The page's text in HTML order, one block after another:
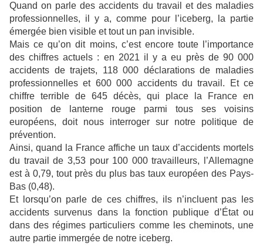
Quand on parle des accidents du travail et des maladies
professionnelles, il y a, comme pour l’iceberg, la partie
émergée bien visible et tout un pan invisible.
Mais ce qu’on dit moins, c’est encore toute l’importance
des chiffres actuels : en 2021 il y a eu près de 90 000
accidents de trajets, 118 000 déclarations de maladies
professionnelles et 600 000 accidents du travail. Et ce
chiffre terrible de 645 décès, qui place la France en
position de lanterne rouge parmi tous ses voisins
européens, doit nous interroger sur notre politique de
prévention.
Ainsi, quand la France affiche un taux d’accidents mortels
du travail de 3,53 pour 100 000 travailleurs, l’Allemagne
est à 0,79, tout près du plus bas taux européen des Pays-
Bas (0,48).
Et lorsqu’on parle de ces chiffres, ils n’incluent pas les
accidents survenus dans la fonction publique d’État ou
dans des régimes particuliers comme les cheminots, une
autre partie immergée de notre iceberg.